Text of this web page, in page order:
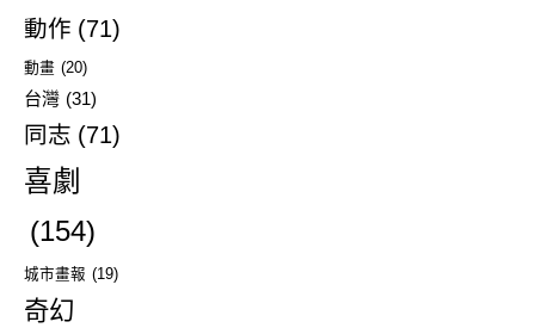
動作 (71)
動畫 (20)
台灣 (31)
同志 (71)
喜劇
(154)
城市畫報 (19)
奇幻